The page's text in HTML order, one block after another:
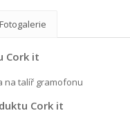
Fotogalerie
Cork it
na talíř gramofonu
Cork it